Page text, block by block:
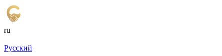
ru
Русский